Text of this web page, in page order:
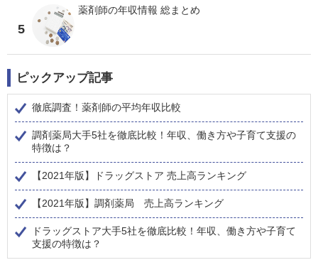
5
薬剤師の年収情報 総まとめ
ピックアップ記事
徹底調査！薬剤師の平均年収比較
調剤薬局大手5社を徹底比較！年収、働き方や子育て支援の
特徴は？
【2021年版】ドラッグストア 売上高ランキング
【2021年版】調剤薬局 売上高ランキング
ドラッグストア大手5社を徹底比較！年収、働き方や子育て
支援の特徴は？